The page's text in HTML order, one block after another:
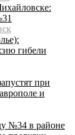
гибели
при
и
№34 в районе